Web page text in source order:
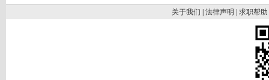
关于我们 法律声明 求职帮助